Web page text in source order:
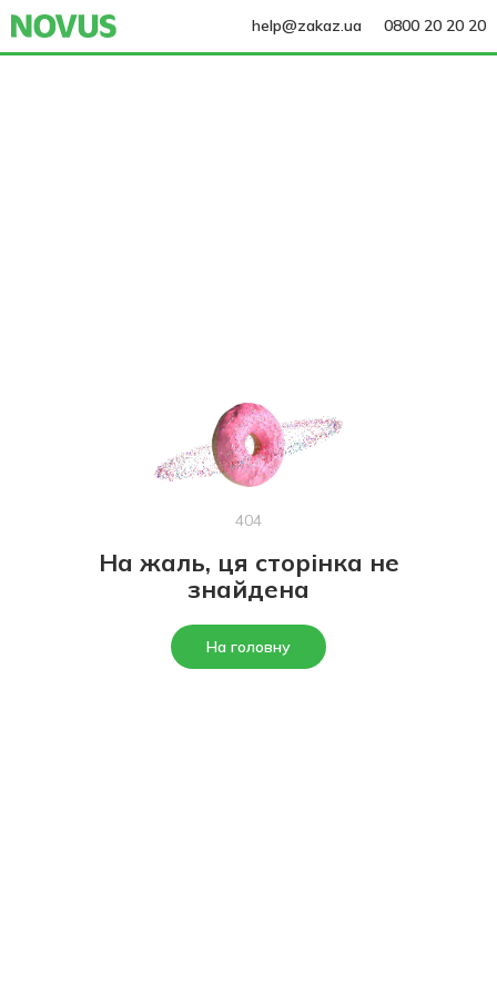
help@zakaz.ua 0800 20 20 20
404
На жаль, ця сторінка не
знайдена
На головну